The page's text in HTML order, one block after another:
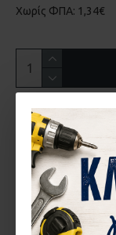
Χωρίς ΦΠΑ: 1,34€
ΠΕΡΙΓΡΑ΄ΦΉ